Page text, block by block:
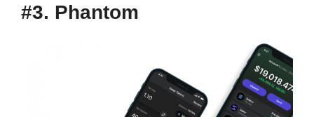
#3. Phantom